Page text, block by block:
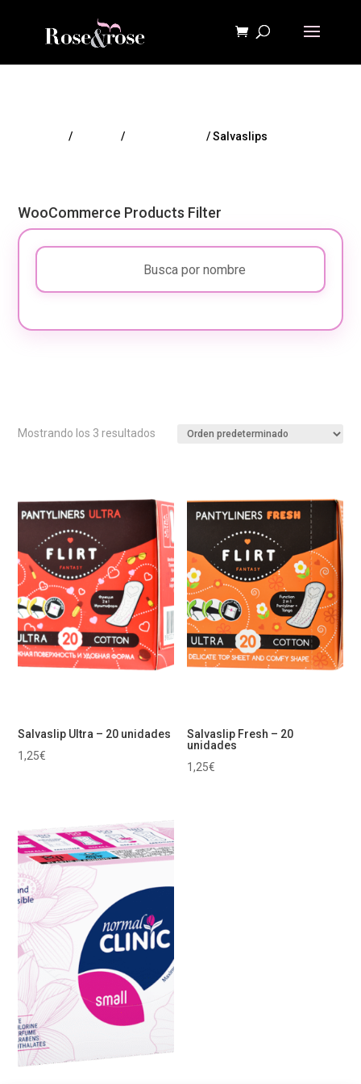
/ / / Salvaslips
WooCommerce Products Filter
Mostrando los 3 resultados
Salvaslip Ultra – 20 unidades
1,25€
Salvaslip Fresh – 20
unidades
1,25€